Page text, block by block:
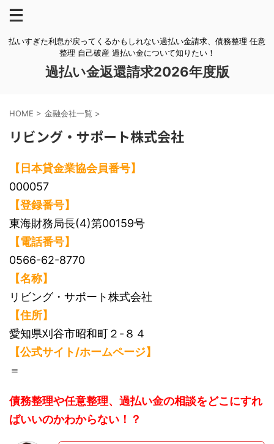
払いすぎた利息が戻ってくるかもしれない過払い金請求、債務整理 任意
整理 自己破産 過払い金について知りたい！
過払い金返還請求2026年度版
HOME > 金融会社一覧 >
リビング・サポート株式会社
【日本貸金業協会員番号】
000057
【登録番号】
東海財務局長(4)第00159号
【電話番号】
0566-62-8770
【名称】
リビング・サポート株式会社
【住所】
愛知県刈谷市昭和町２-８４
【公式サイト/ホームページ】
＝
債務整理や任意整理、過払い金の相談をどこにすれ
ばいいのかわからない！？